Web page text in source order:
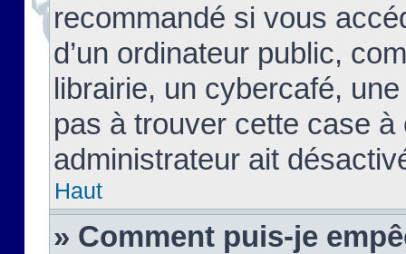
recommandé si vous
d’un ordinateur public,
librairie, un cybercafé,
pas à trouver cette case à
administrateur ait
Haut
» Comment puis-je